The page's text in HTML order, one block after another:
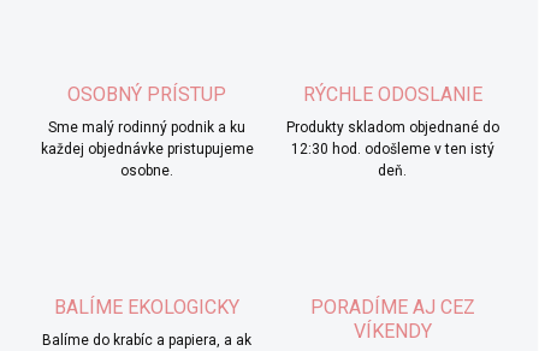
OSOBNÝ PRÍSTUP
Sme malý rodinný podnik a ku
každej objednávke pristupujeme
osobne.
RÝCHLE ODOSLANIE
Produkty skladom objednané do
12:30 hod. odošleme v ten istý
deň.
BALÍME EKOLOGICKY
Balíme do krabíc a papiera, a ak
PORADÍME AJ CEZ
VÍKENDY